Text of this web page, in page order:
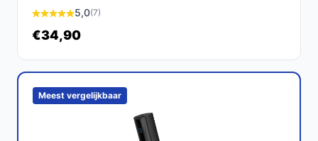
Conclusie
manier om jouw omgeving in de gaten te houden. Deze
camera biedt uitstekende beeldkwaliteit, gebruiksgemak
5,0(7)
€34,90
Meest vergelijkbaar